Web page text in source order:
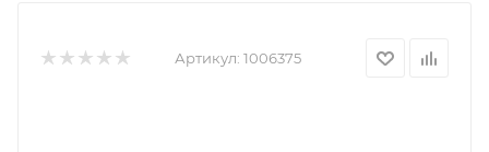
Артикул: 1006375